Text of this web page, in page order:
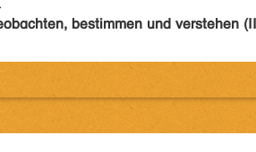
bestimmen und verstehen